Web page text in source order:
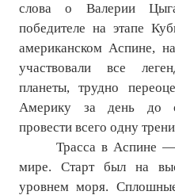
слова о Валерии
победителе на этапе
американском Аспине,
участвовали все
планеты, трудно
Америку за день до
провести всего одну
Трасса в Аспине
мире. Старт был на
уровнем моря.